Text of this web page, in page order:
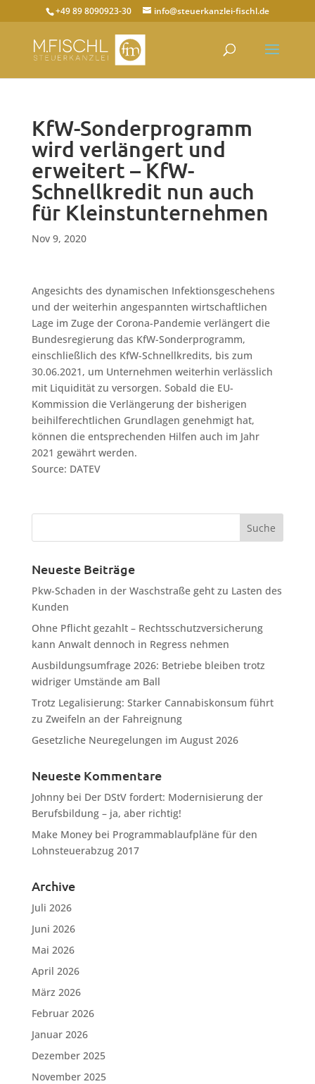
+49 89 8090923-30 info@steuerkanzlei-fischl.de
KfW-Sonderprogramm
wird verlängert und
erweitert – KfW-
Schnellkredit nun auch
für Kleinstunternehmen
Nov 9, 2020
Angesichts des dynamischen Infektionsgeschehens
und der weiterhin angespannten wirtschaftlichen
Lage im Zuge der Corona-Pandemie verlängert die
Bundesregierung das KfW-Sonderprogramm,
einschließlich des KfW-Schnellkredits, bis zum
30.06.2021, um Unternehmen weiterhin verlässlich
mit Liquidität zu versorgen. Sobald die EU-
Kommission die Verlängerung der bisherigen
beihilferechtlichen Grundlagen genehmigt hat,
können die entsprechenden Hilfen auch im Jahr
2021 gewährt werden.
Source: DATEV
Neueste Beiträge
Pkw-Schaden in der Waschstraße geht zu Lasten des
Kunden
Ohne Pflicht gezahlt – Rechtsschutzversicherung
kann Anwalt dennoch in Regress nehmen
Ausbildungsumfrage 2026: Betriebe bleiben trotz
widriger Umstände am Ball
Trotz Legalisierung: Starker Cannabiskonsum führt
zu Zweifeln an der Fahreignung
Gesetzliche Neuregelungen im August 2026
Neueste Kommentare
Johnnybei Der DStV fordert: Modernisierung der
Berufsbildung – ja, aber richtig!
Make Moneybei Programmablaufpläne für den
Lohnsteuerabzug 2017
Archive
Juli 2026
Juni 2026
Mai 2026
April 2026
März 2026
Februar 2026
Januar 2026
Dezember 2025
November 2025